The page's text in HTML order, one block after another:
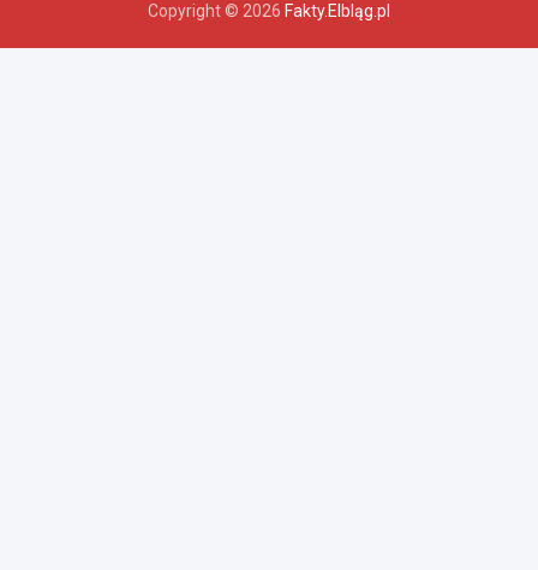
Copyright © 2026 Fakty.Elbląg.pl